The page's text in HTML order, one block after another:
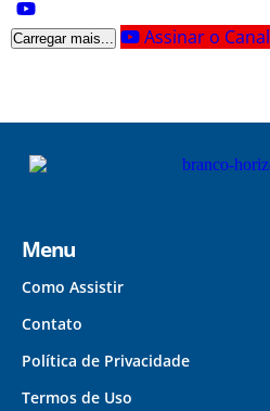
Carregar mais... Assinar o Canal
Menu
Como Assistir
Contato
Política de Privacidade
Termos de Uso